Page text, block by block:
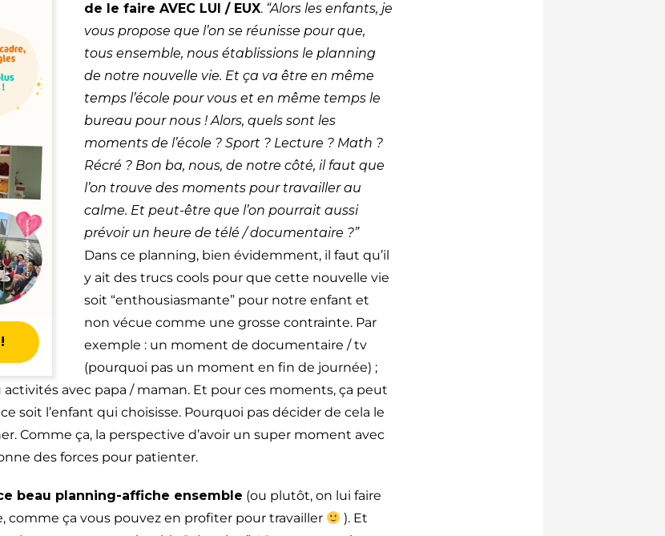
de le faire AVEC LUI / EUX. “Alors les enfants, je
vous propose que l’on se réunisse pour que,
tous ensemble, nous établissions le planning
de notre nouvelle vie. Et ça va être en même
temps l’école pour vous et en même temps le
bureau pour nous ! Alors, quels sont les
moments de l’école ? Sport ? Lecture ? Math ?
Récré ? Bon ba, nous, de notre côté, il faut que
l’on trouve des moments pour travailler au
calme. Et peut-être que l’on pourrait aussi
prévoir un heure de télé / documentaire ?”
Dans ce planning, bien évidemment, il faut qu’il
y ait des trucs cools pour que cette nouvelle vie
soit “enthousiasmante” pour notre enfant et
non vécue comme une grosse contrainte. Par
exemple : un moment de documentaire / tv
(pourquoi pas un moment en fin de journée) ;
avec papa / maman. Et pour ces moments, ça peut
soit l’enfant qui choisisse. Pourquoi pas décider de cela le
Comme ça, la perspective d’avoir un super moment avec
des forces pour patienter.
beau planning-affiche ensemble (ou plutôt, on lui faire
comme ça vous pouvez en profiter pour travailler
). Et